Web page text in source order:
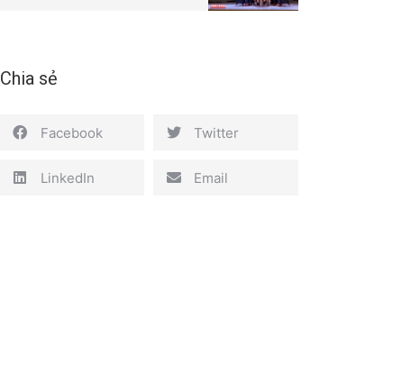
Chia sẻ
Facebook Twitter
LinkedIn Email